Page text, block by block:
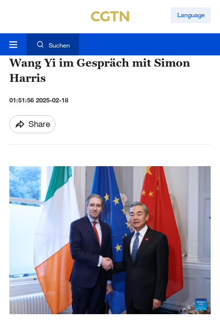
Language
Suchen
Wang Yi im Gespräch mit Simon
Harris
01:51:56 2025-02-18
Share